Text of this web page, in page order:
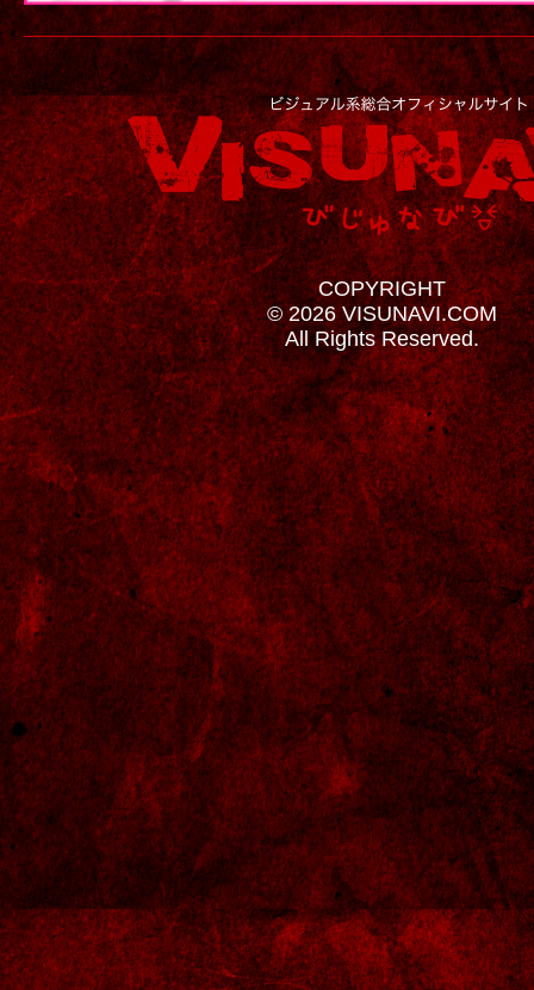
COPYRIGHT
© 2026 VISUNAVI.COM
All Rights Reserved.